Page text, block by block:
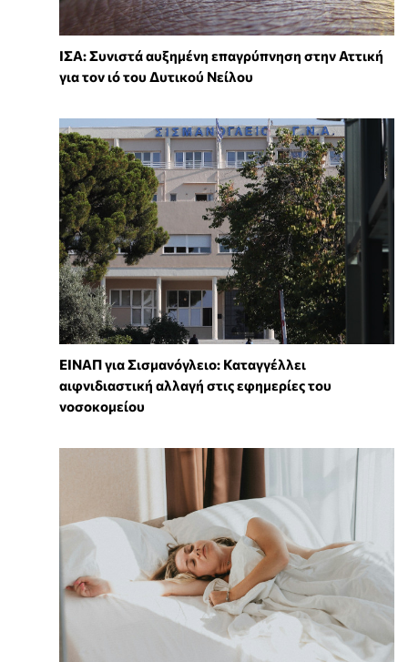
ΙΣΑ: Συνιστά αυξημένη επαγρύπνηση στην Αττική
για τον ιό του Δυτικού Νείλου
ΕΙΝΑΠ για Σισμανόγλειο: Καταγγέλλει
αιφνιδιαστική αλλαγή στις εφημερίες του
νοσοκομείου